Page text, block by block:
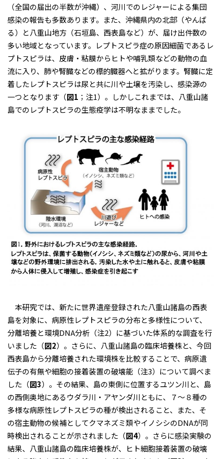
（全国の届出の半数が沖縄）、河川でのレジャーによる集団
感染の報告も多数あります。また、沖縄県内の北部（やんば
る）と八重山地方（石垣島、西表島など）が、届け出件数の
多い地域となっています。レプトスピラ症の原因細菌であるレ
プトスピラは、皮膚・粘膜からヒトや哺乳類などの動物の血
流に入り、肺や腎臓などの標的臓器へと拡がります。腎臓に定
着したレプトスピラは尿と共に川や土壌を汚染し、感染源の
一つとなります（図1 ；注1）。しかしこれまでは、八重山諸
島でのレプトスピラの生態疫学は不明なままでした。
本研究では、新たに世界遺産登録された八重山諸島の西表
島を対象に、病原性レプトスピラの分布と多様性について、
分離培養と環境DNA分析（注2）に基づいた体系的な調査を行
いました（図2）。さらに、八重山諸島の臨床培養株と、今回
西表島から分離培養された環境株を比較することで、病原遺
伝子の有無や細胞の接着装置の破壊能（注3）について調べま
した（図3）。その結果、島の東側に位置するユツン川と、島
の西側奥地にあるウダラ川・アヤンダ川ともに、７～８種の
多様な病原性レプトスピラの種が検出されること、また、そ
の宿主動物の候補としてクマネズミ類やイノシシのDNAが同
時検出されることが示されました（図4）。さらに感染実験の
結果、八重山諸島の臨床培養株が、ヒト細胞接着装置の破壊